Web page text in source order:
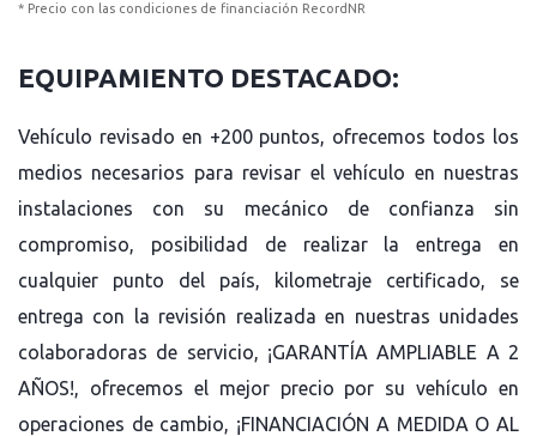
* Precio con las condiciones de financiación RecordNR
EQUIPAMIENTO DESTACADO:
Vehículo revisado en +200 puntos, ofrecemos todos los
medios necesarios para revisar el vehículo en nuestras
instalaciones con su mecánico de confianza sin
compromiso, posibilidad de realizar la entrega en
cualquier punto del país, kilometraje certificado, se
entrega con la revisión realizada en nuestras unidades
colaboradoras de servicio, ¡GARANTÍA AMPLIABLE A 2
AÑOS!, ofrecemos el mejor precio por su vehículo en
operaciones de cambio, ¡FINANCIACIÓN A MEDIDA O AL